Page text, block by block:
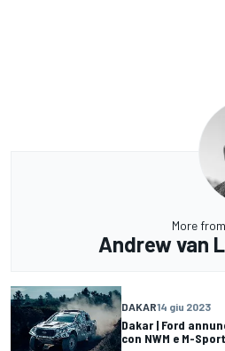
More from
Andrew van
DAKAR14 giu 2023
Dakar | Ford
con NWM e M-Sport